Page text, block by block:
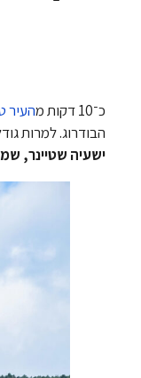
כ־10 דקות מ העיר
הבודרוג. למרות
ישעיה שטיינר,